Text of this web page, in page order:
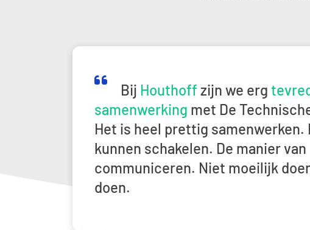
Bij Houthoff zijn we erg
samenwerking met De
Het is heel prettig samenwerken.
kunnen schakelen. De manier van
communiceren. Niet moeilijk
doen.
<span class="NormalTextRun SCXW55949623